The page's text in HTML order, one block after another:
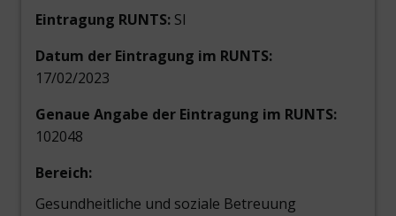
Eintragung RUNTS: SI
Datum der Eintragung im RUNTS:
17/02/2023
Genaue Angabe der Eintragung im RUNTS:
102048
Bereich:
Gesundheitliche und soziale Betreuung